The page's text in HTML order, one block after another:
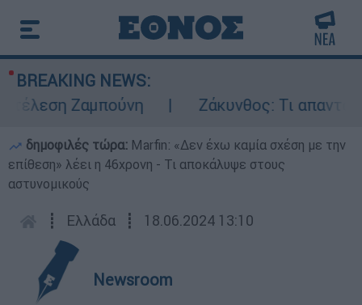
BREAKING NEWS:
Ζαμπούνη
Ζάκυνθος: Τι απαντά
δημοφιλές τώρα: Marfin: «Δεν έχω καμία σχέση με την
επίθεση» λέει η 46χρονη - Τι αποκάλυψε στους
αστυνομικούς
┋ Ελλάδα ┋ 18.06.2024 13:10
Newsroom